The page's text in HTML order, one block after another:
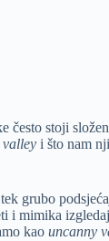
stoji
i što nam
grubo
i mimika
kao uncanny